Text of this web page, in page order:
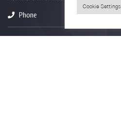
Phone
Email
Cookie Settings